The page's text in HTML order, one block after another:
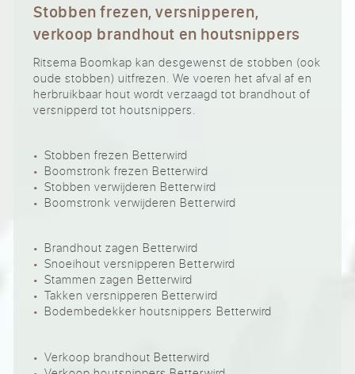
Stobben frezen, versnipperen,
verkoop brandhout en houtsnippers
Ritsema Boomkap kan desgewenst de stobben (ook
oude stobben) uitfrezen. We voeren het afval af en
herbruikbaar hout wordt verzaagd tot brandhout of
versnipperd tot houtsnippers.
Stobben frezen Betterwird
Boomstronk frezen Betterwird
Stobben verwijderen Betterwird
Boomstronk verwijderen Betterwird
Brandhout zagen Betterwird
Snoeihout versnipperen Betterwird
Stammen zagen Betterwird
Takken versnipperen Betterwird
Bodembedekker houtsnippers Betterwird
Verkoop brandhout Betterwird